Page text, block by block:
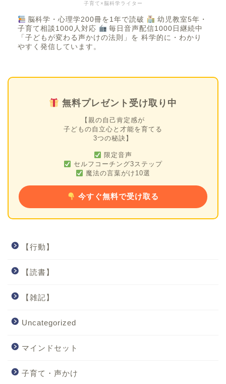
子育て×脳科学ライター
脳科学・心理学200冊を1年で読破
幼児教室5年・
子育て相談1000人対応
毎日音声配信1000日継続中
「子どもが変わる声かけの法則」を 科学的に・わかり
やすく発信しています。
無料プレゼント受け取り中
【親の自己肯定感が
子どもの自立心と才能を育てる
3つの秘訣】
限定音声
セルフコーチング3ステップ
魔法の言葉がけ10選
今すぐ無料で受け取る
【行動】
【読書】
【雑記】
Uncategorized
マインドセット
子育て・声かけ